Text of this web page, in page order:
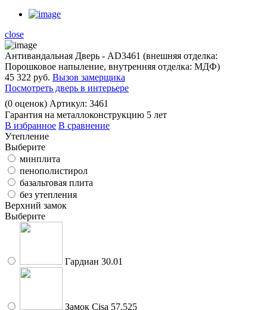
close
Антивандальная Дверь - AD3461 (внешняя отделка:
Порошковое напыление, внутренняя отделка: МДФ)
45 322 руб. Вызов замерщика
Посмотреть дверь в интерьере
(0 оценок) Артикул: 3461
Гарантия на металлоконструкцию 5 лет
В избранное В сравнение
Утепление
Выберите
минплита
пенополистирол
базальтовая плита
без утепления
Верхний замок
Выберите
Гардиан 30.01
Замок Cisa 57.525